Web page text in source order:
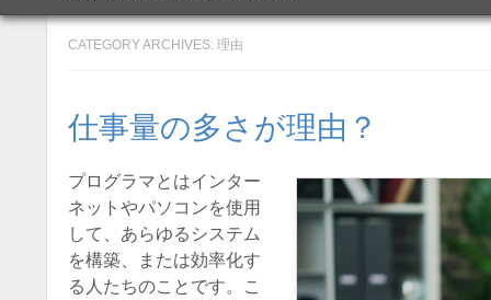
CATEGORY ARCHIVES: 理由
仕事量の多さが理由？
プログラマとはインター
ネットやパソコンを使用
して、あらゆるシステム
を構築、または効率化す
る人たちのことです。こ